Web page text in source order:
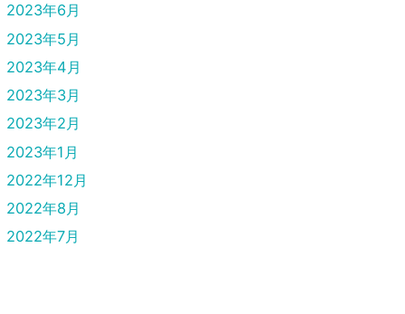
2023年6月
2023年5月
2023年4月
2023年3月
2023年2月
2023年1月
2022年12月
2022年8月
2022年7月